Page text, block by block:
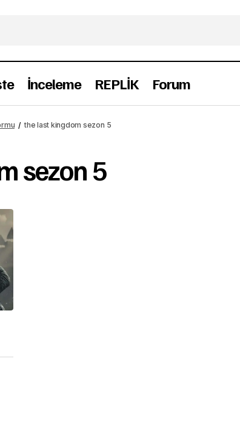
İnceleme REPLİK Forum
the last kingdom sezon 5
sezon 5